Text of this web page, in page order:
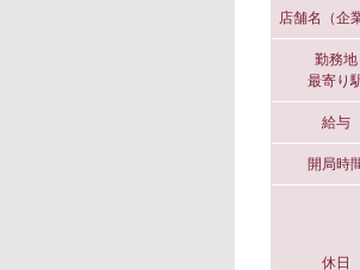
店舗名（企
勤務地
最寄り
給与
開局時
休日